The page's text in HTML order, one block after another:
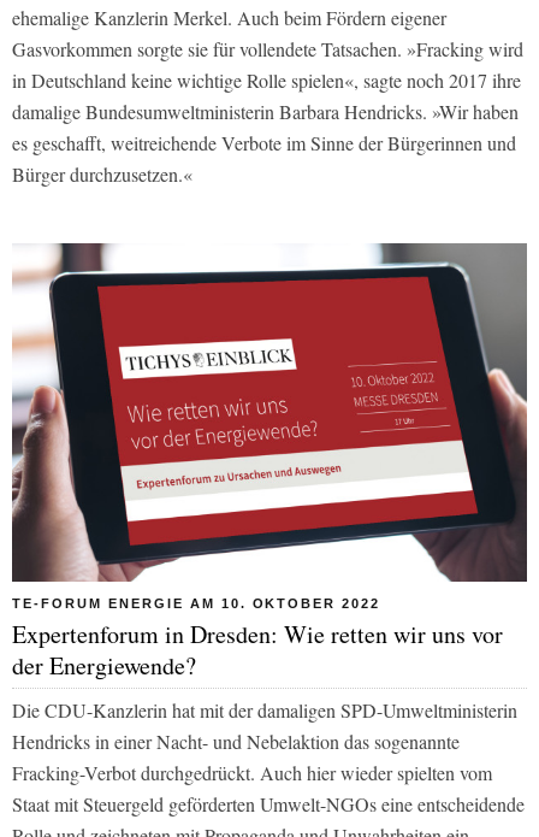
ehemalige Kanzlerin Merkel. Auch beim Fördern eigener
Gasvorkommen sorgte sie für vollendete Tatsachen. »Fracking wird
in Deutschland keine wichtige Rolle spielen«, sagte noch 2017 ihre
damalige Bundesumweltministerin Barbara Hendricks. »Wir haben
es geschafft, weitreichende Verbote im Sinne der Bürgerinnen und
Bürger durchzusetzen.«
TE-FORUM ENERGIE AM 10. OKTOBER 2022
Expertenforum in Dresden: Wie retten wir uns vor
der Energiewende?
Die CDU-Kanzlerin hat mit der damaligen SPD-Umweltministerin
Hendricks in einer Nacht- und Nebelaktion das sogenannte
Fracking-Verbot durchgedrückt. Auch hier wieder spielten vom
Staat mit Steuergeld geförderten Umwelt-NGOs eine entscheidende